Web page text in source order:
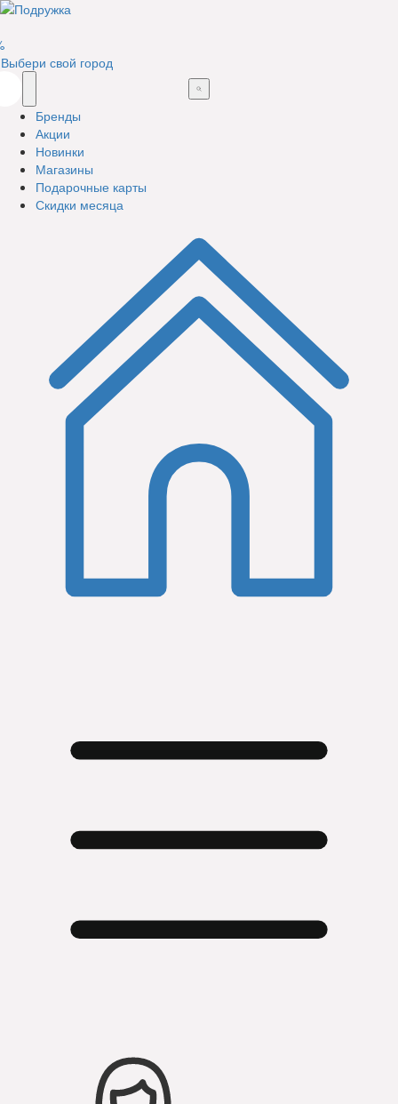
Выбери свой город
Бренды
Акции
Новинки
Магазины
Подарочные карты
Скидки месяца